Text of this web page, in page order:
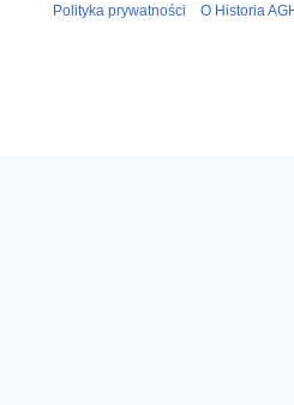
Polityka prywatności O Historia